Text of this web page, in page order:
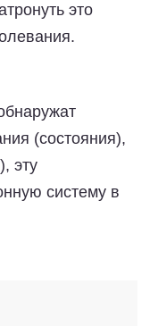
это
(состояния),
эту
систему в